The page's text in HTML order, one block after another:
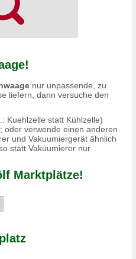
nur unpassende, zu
liefern, dann versuche den
Kuehlzelle statt Kühlzelle)
oder verwende einen anderen
und Vakuumiergerät ähnlich
statt Vakuumierer nur
Marktplätze!